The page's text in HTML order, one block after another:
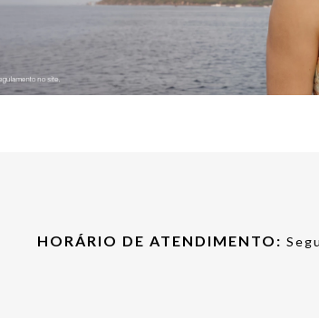
HORÁRIO DE ATENDIMENTO: